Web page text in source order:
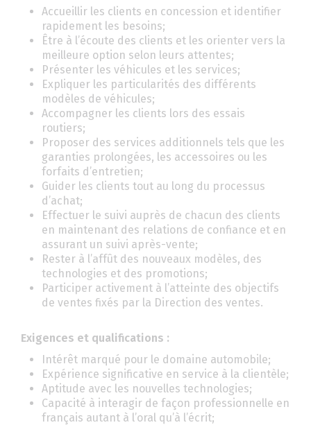
Accueillir les clients en concession et identifier
rapidement les besoins;
Être à l’écoute des clients et les orienter vers la
meilleure option selon leurs attentes;
Présenter les véhicules et les services;
Expliquer les particularités des différents
modèles de véhicules;
Accompagner les clients lors des essais
routiers;
Proposer des services additionnels tels que les
garanties prolongées, les accessoires ou les
forfaits d’entretien;
Guider les clients tout au long du processus
d’achat;
Effectuer le suivi auprès de chacun des clients
en maintenant des relations de confiance et en
assurant un suivi après-vente;
Rester à l’affût des nouveaux modèles, des
technologies et des promotions;
Participer activement à l’atteinte des objectifs
de ventes fixés par la Direction des ventes.
Exigences et qualifications :
Intérêt marqué pour le domaine automobile;
Expérience significative en service à la clientèle;
Aptitude avec les nouvelles technologies;
Capacité à interagir de façon professionnelle en
français autant à l’oral qu’à l’écrit;